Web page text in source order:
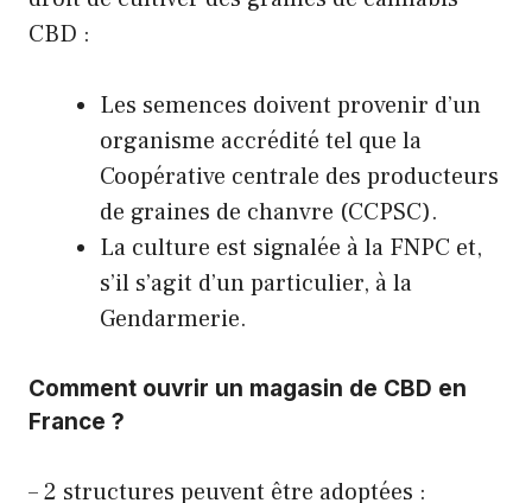
CBD :
Les semences doivent provenir d’un
organisme accrédité tel que la
Coopérative centrale des producteurs
de graines de chanvre (CCPSC).
La culture est signalée à la FNPC et,
s’il s’agit d’un particulier, à la
Gendarmerie.
Comment ouvrir un magasin de CBD en
France ?
– 2 structures peuvent être adoptées :